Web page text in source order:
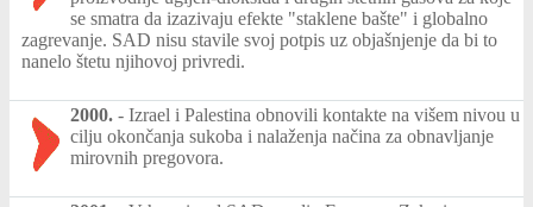
se smatra da izazivaju efekte "staklene bašte" i globalno
zagrevanje. SAD nisu stavile svoj potpis uz objašnjenje da bi to
nanelo štetu njihovoj privredi.
2000. - Izrael i Palestina obnovili kontakte na višem nivou u
cilju okončanja sukoba i nalaženja načina za obnavljanje
mirovnih pregovora.